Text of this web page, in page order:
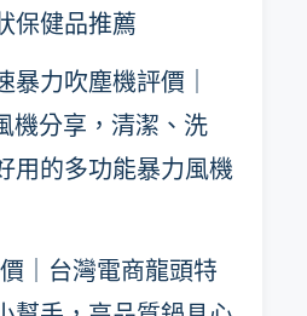
保健品推薦
暴力吹塵機評價｜
機分享，清潔、洗
用的多功能暴力風機
｜台灣電商龍頭特